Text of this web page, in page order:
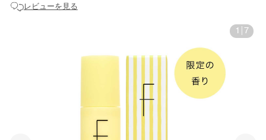
レビューを見る
1 7